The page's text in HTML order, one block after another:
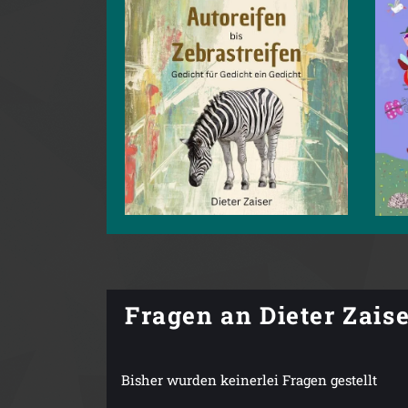
Fragen an Dieter
Bisher wurden keinerlei Fragen gestellt